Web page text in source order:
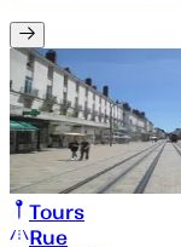
Tours
Rue